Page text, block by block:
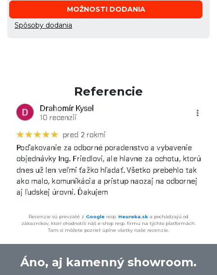
MOŽNOSTI DODANIA
Spôsoby dodania
Referencie
Recenzie sú prevzaté z Google resp. Heureka.sk a pochádzajú od
zákazníkov, ktorí ohodnotili náš e-shop resp. firmu na týchto platformách.
Tam si môžete pozrieť úplne všetky naše recenzie.
Áno, aj kamenný showroom.